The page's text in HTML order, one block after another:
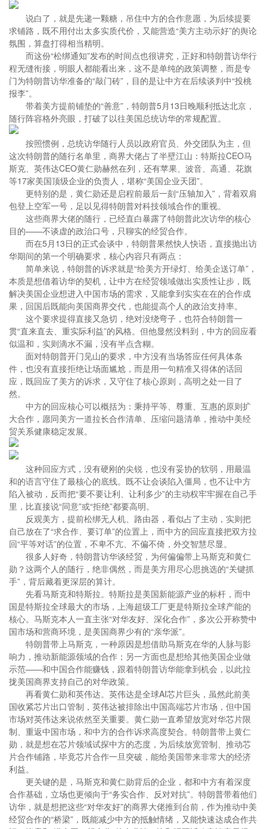
说白了，就是先递一颗糖，吊住中方的合作意愿，为后续提要
求铺路，既不用付出太多实质代价，又能营造“美方主动示好”的舆论
氛围，算盘打得相当精明。
而这份“松绑通知”发布的时间点也很讲究，正好和特朗普访华行
程无缝衔接，明眼人都能看出来，这不是单纯的政策调整，而是专
门为特朗普访华准备的“敲门砖”，目的是让中方在后续谈判中“投桃
报李”。
带着美方提前铺垫的“善意”，特朗普5月13日晚顺利抵达北京，
随行阵容格外亮眼，打破了以往美国总统访华的常规配置。
按照惯例，总统访华随行人员以政府官员、外交团队为主，但
这次特朗普的随行名单里，商界大佬占了半壁江山：特斯拉CEO马
斯克、英伟达CEO黄仁勋赫然在列，还有苹果、波音、高通、花旗
等17家美国顶级企业的负责人，堪称“美国企业天团”。
更特别的是，黄仁勋还是启程前最后一刻“压轴加入”，背着双肩
包登上空军一号，足以见得特朗普对科技领域合作的重视。
这些商界大佬的随行，已经直白暴露了特朗普此次访华的核心
目的——不谈虚的政治口号，只聊实的经贸合作。
而在5月13日的正式会谈中，特朗普果然快人快语，直接抛出访
华期间的第一个明确要求，核心内容只有两点：
简单来说，特朗普的诉求就是“给美方开绿灯、给美企送订单”，
本质是想借着访华的契机，让中方在经贸领域做出实质性让步，既
解决美国企业想进入中国市场的需求，又能拿到实实在在的合作成
果，回国后既能向美国商界交代，也能提高个人的政治支持率。
这个要求提得直接又急切，绝对没绕弯子，也符合特朗普一
贯“直来直去、重实际利益”的风格。但他显然没料到，中方的回应看
似温和，实则滴水不漏，没有半点含糊。
面对特朗普开门见山的要求，中方没有当场答应任何具体条
件，也没有直接拒绝让场面尴尬，而是用一句精准又得体的话回
应，既回应了美方的诉求，又守住了核心原则，高明之处一目了
然。
中方的回应核心可以概括为：秉持平等、尊重、互惠的原则扩
大合作，愿同美方一道拉长合作清单、压缩问题清单，推动中美经
贸关系健康稳定发展。
这种回应方式，没有硬刚的尖锐，也没有妥协的软弱，用最温
和的语言守住了最核心的底线。既不让会谈陷入僵局，也不让中方
陷入被动，反而把“要不要让利、让利多少”的主动权牢牢握在自己手
里，比直接说“同意”或“拒绝”都要高明。
反观美方，提前松绑无人机、路由器，看似占了主动，实则把
自己放在了“求合作、要订单”的位置上，而中方的回应直接把双方拉
回“平等对话”的位置，不卑不亢、不偏不倚，外交智慧尽显。
很多人好奇，特朗普访华谈经贸，为何偏偏带上马斯克和黄仁
勋？这两个人的随行，绝非偶然，而是美方用尽心思挑选的“关键抓
手”，背后藏着更深层的算计。
先看马斯克和特斯拉。特斯拉是美国新能源产业的标杆，而中
国是特斯拉全球最大的市场，上海超级工厂更是特斯拉全球产能的
核心。马斯克本人一直主张“对华友好、深化合作”，多次公开称赞中
国市场和营商环境，是美国商界少有的“亲华派”。
特朗普带上马斯克，一种原因是想借助马斯克在华的人脉与影
响力，推动新能源领域的合作；另一方面也是想给其他美国企业做
示范——和中国合作能赚钱，跟着特朗普访华能拿到机会，以此拉
拢美国商界支持自己的对华政策。
再看黄仁勋和英伟达。英伟达是全球AI芯片巨头，虽然此前美
国收紧芯片出口管制，英伟达被排除出中国高端芯片市场，但中国
市场对英伟达来说依然至关重要。黄仁勋一直希望放宽对华芯片限
制、重返中国市场，和中方的合作诉求高度契合。特朗普带上黄仁
勋，就是想在芯片领域试探中方的态度，为后续放宽管制、推动芯
片合作铺路，毕竟芯片合作一旦突破，能给美国带来非常大的经济
利益。
更关键的是，马斯克和黄仁勋背后的企业，都和中方有着深度
合作基础，立场也更倾向于“务实合作、反对对抗”。特朗普带着他们
访华，就是想把这些“对华友好”的商界大佬推到台前，作为推动中美
经贸合作的“桥梁”，既能减少中方的抵触情绪，又能快速达成合作共